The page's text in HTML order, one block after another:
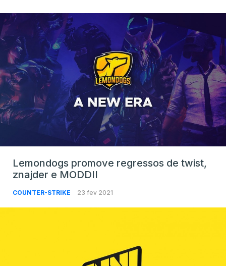
Lemondogs promove regressos de twist,
znajder e MODDII
COUNTER-STRIKE 23 fev 2021